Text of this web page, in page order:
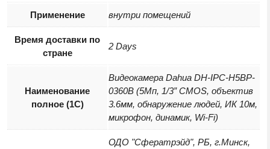
Применение внутри помещений
Время доставки по
стране
2 Days
Наименование
полное (1С)
Видеокамера Dahua DH-IPC-H5BP-
0360B (5Мп, 1/3” CMOS, объектив
3.6мм, обнаружение людей, ИК 10м,
микрофон, динамик, Wi-Fi)
ОДО "Сфератрэйд", РБ, г.Минск,